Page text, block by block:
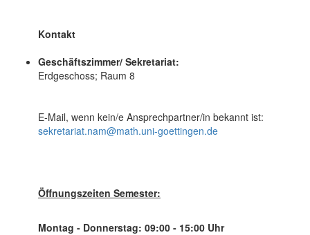
Kontakt
Geschäftszimmer/ Sekretariat:
Erdgeschoss; Raum 8
E-Mail, wenn kein/e Ansprechpartner/in bekannt ist:
sekretariat.nam@math.uni-goettingen.de
Öffnungszeiten Semester:
Montag - Donnerstag: 09:00 - 15:00 Uhr